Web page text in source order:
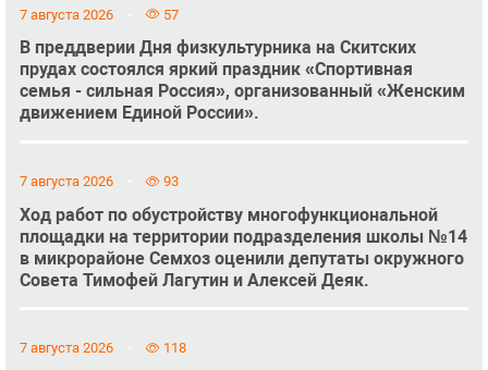
7 августа 2026 57
В преддверии Дня физкультурника на Скитских
прудах состоялся яркий праздник «Спортивная
семья - сильная Россия», организованный «Женским
движением Единой России».
7 августа 2026 93
Ход работ по обустройству многофункциональной
площадки на территории подразделения школы №14
в микрорайоне Семхоз оценили депутаты окружного
Совета Тимофей Лагутин и Алексей Деяк.
7 августа 2026 118